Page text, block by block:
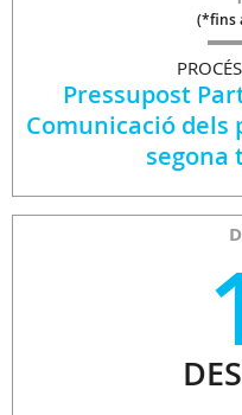
(*fins
Pressupost
Comunicació dels
segona